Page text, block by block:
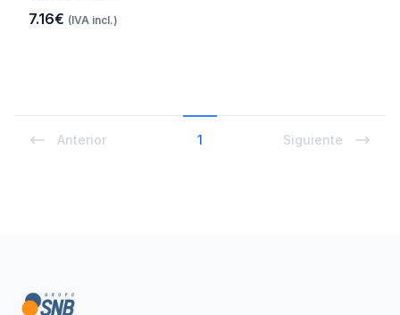
7.16€ (IVA incl.)
Anterior 1 Siguiente